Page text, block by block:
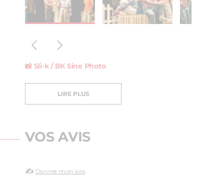
📸 Sli-k / BK Sine Photo
LIRE PLUS
VOS AVIS
✍️ Donner mon avis